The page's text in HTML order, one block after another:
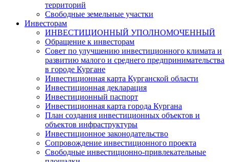
территорий
Свободные земельные участки
Инвесторам
ИНВЕСТИЦИОННЫЙ УПОЛНОМОЧЕННЫЙ
Обращение к инвесторам
Совет по улучшению инвестиционного климата и
развитию малого и среднего предпринимательства
в городе Кургане
Инвестиционная карта Курганской области
Инвестиционная декларация
Инвестиционный паспорт
Инвестиционная карта города Кургана
План создания инвестиционных объектов и
объектов инфраструктуры
Инвестиционное законодательство
Сопровождение инвестиционного проекта
Свободные инвестиционно-привлекательные